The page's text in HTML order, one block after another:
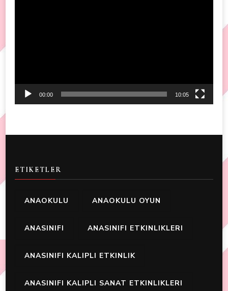
00:00 10:05
ETIKETLER
ANAOKULU ANAOKULU OYUN
ANASINIFI ANASINIFI ETKINLIKLERI
ANASINIFI KALIPLI ETKINLIK
ANASINIFI KALIPLI SANAT ETKINLIKLERI